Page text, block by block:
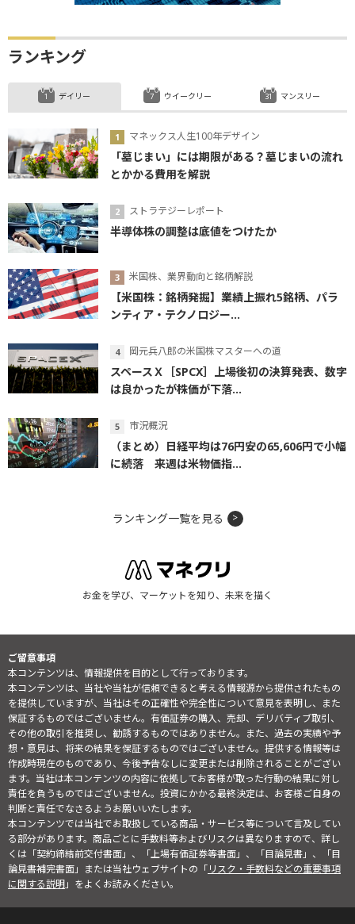
ランキング
デイリー
マネックス人生100年デザイン
「墓じまい」には期限がある？墓じまいの流れ
とかかる費用を解説
ストラテジーレポート
半導体株の調整は底値をつけたか
米国株、業界動向と銘柄解説
【米国株：銘柄発掘】業績上振れ5銘柄、パラ
ンティア・テクノロジー...
岡元兵八郎の米国株マスターへの道
スペースＸ［SPCX］上場後初の決算発表、数字
は良かったが株価が下落...
市況概況
（まとめ）日経平均は76円安の65,606円で小幅
に続落 来週は米物価指...
ウイークリー マンスリー
ランキング一覧を見る
お金を学び、マーケットを知り、未来を描く
ご留意事項
本コンテンツは、情報提供を目的として行っております。
本コンテンツは、当社や当社が信頼できると考える情報源から提供されたもの
を提供していますが、当社はその正確性や完全性について意見を表明し、また
保証するものではございません。有価証券の購入、売却、デリバティブ取引、
その他の取引を推奨し、勧誘するものではありません。また、過去の実績や予
想・意見は、将来の結果を保証するものではございません。提供する情報等は
作成時現在のものであり、今後予告なしに変更または削除されることがござい
ます。当社は本コンテンツの内容に依拠してお客様が取った行動の結果に対し
責任を負うものではございません。投資にかかる最終決定は、お客様ご自身の
判断と責任でなさるようお願いいたします。
本コンテンツでは当社でお取扱している商品・サービス等について言及してい
る部分があります。商品ごとに手数料等およびリスクは異なりますので、詳し
くは「契約締結前交付書面」、「上場有価証券等書面」、「目論見書」、「目
論見書補完書面」または当社ウェブサイトの「リスク・手数料などの重要事項
に関する説明」をよくお読みください。